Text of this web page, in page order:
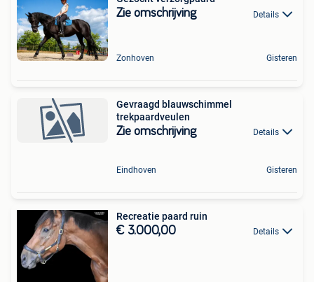
Zie omschrijving Details
Zonhoven Gisteren
Gevraagd blauwschimmel
trekpaardveulen
Zie omschrijving Details
Eindhoven Gisteren
Recreatie paard ruin
€ 3.000,00 Details